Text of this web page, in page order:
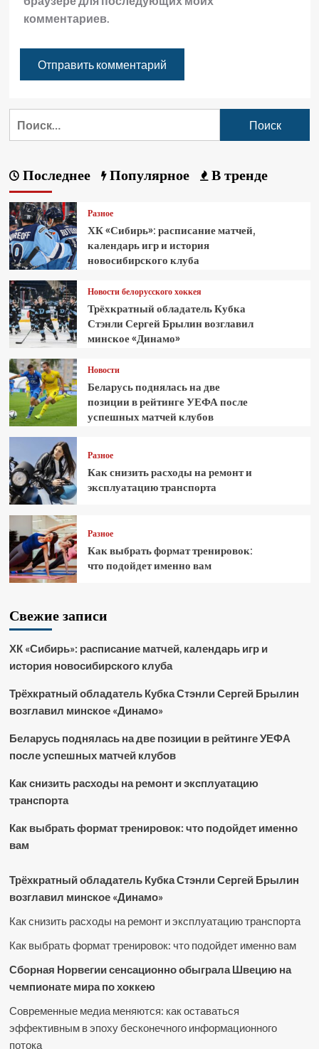
комментариев.
Последнее Популярное В тренде
Разное
ХК «Сибирь»: расписание матчей,
календарь игр и история
новосибирского клуба
Новости белорусского хоккея
Трёхкратный обладатель Кубка
Стэнли Сергей Брылин возглавил
минское «Динамо»
Новости
Беларусь поднялась на две
позиции в рейтинге УЕФА после
успешных матчей клубов
Разное
Как снизить расходы на ремонт и
эксплуатацию транспорта
Разное
Как выбрать формат тренировок:
что подойдет именно вам
Свежие записи
ХК «Сибирь»: расписание матчей, календарь игр и
история новосибирского клуба
Трёхкратный обладатель Кубка Стэнли Сергей Брылин
возглавил минское «Динамо»
Беларусь поднялась на две позиции в рейтинге УЕФА
после успешных матчей клубов
Как снизить расходы на ремонт и эксплуатацию
транспорта
Как выбрать формат тренировок: что подойдет именно
вам
Трёхкратный обладатель Кубка Стэнли Сергей Брылин
возглавил минское «Динамо»
Как снизить расходы на ремонт и эксплуатацию транспорта
Как выбрать формат тренировок: что подойдет именно вам
Сборная Норвегии сенсационно обыграла Швецию на
чемпионате мира по хоккею
Современные медиа меняются: как оставаться
эффективным в эпоху бесконечного информационного
потока